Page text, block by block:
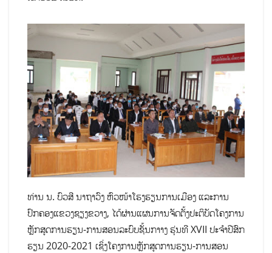
ທ່ານ ນ. ບົວສີ ນາຖາວົງ ຫົວໜ້າໂຮງຮຽນການເມືອງ ແລະການ
ປົກຄອງແຂວງຊຽງຂວາງ, ໄດ້ຜ່ານແຜນການຈັດຕັ້ງປະຕິບັດໂຄງການ
ຫຼັກສູດການຮຽນ-ການສອນລະບົບຊັ້ນກາາງ ຮຸ່ນທີ XVII ປະຈຳປີສົກ
ຮຽນ 2020-2021 ເຊິ່ງໂຄງການຫຼັກສູດການຮຽນ-ການສອນ